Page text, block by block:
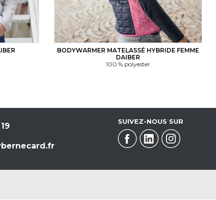
BODYWARMER MATELASSÉ HYBRIDE FEMME
DAIBER
100 % polyester
SUIVEZ-NOUS SUR